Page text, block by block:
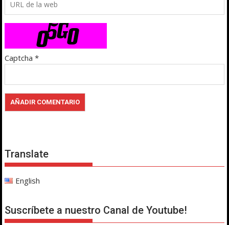
Captcha *
Translate
English
Suscríbete a nuestro Canal de Youtube!